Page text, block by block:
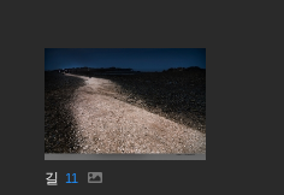
길
11